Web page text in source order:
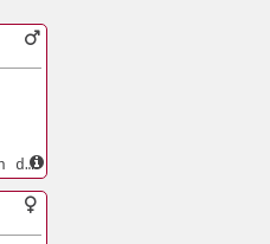
asduifkampioenschappen in de